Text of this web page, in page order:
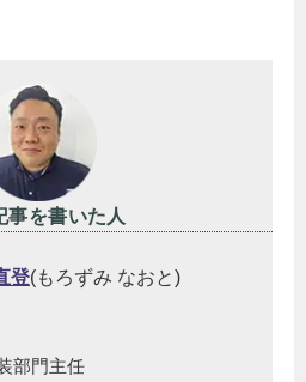
事を書いた人
登(もろずみ なおと)
部門主任